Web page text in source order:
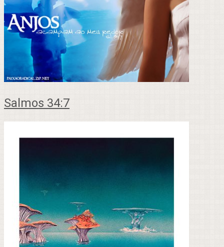
Salmos 34:7